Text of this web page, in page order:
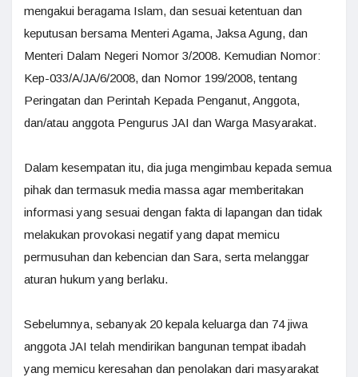
mengakui beragama Islam, dan sesuai ketentuan dan
keputusan bersama Menteri Agama, Jaksa Agung, dan
Menteri Dalam Negeri Nomor 3/2008. Kemudian Nomor:
Kep-033/A/JA/6/2008, dan Nomor 199/2008, tentang
Peringatan dan Perintah Kepada Penganut, Anggota,
dan/atau anggota Pengurus JAI dan Warga Masyarakat.
Dalam kesempatan itu, dia juga mengimbau kepada semua
pihak dan termasuk media massa agar memberitakan
informasi yang sesuai dengan fakta di lapangan dan tidak
melakukan provokasi negatif yang dapat memicu
permusuhan dan kebencian dan Sara, serta melanggar
aturan hukum yang berlaku.
Sebelumnya, sebanyak 20 kepala keluarga dan 74 jiwa
anggota JAI telah mendirikan bangunan tempat ibadah
yang memicu keresahan dan penolakan dari masyarakat